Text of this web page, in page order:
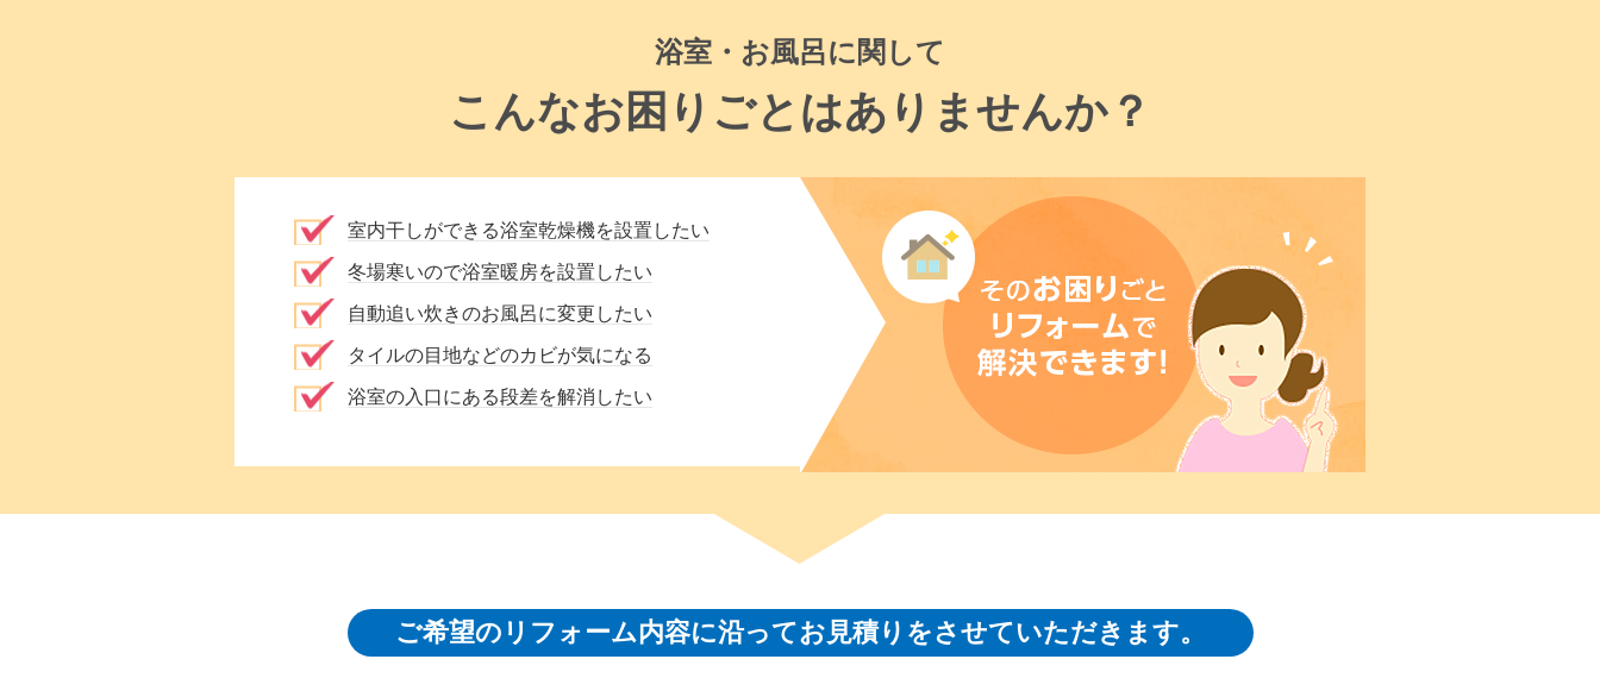
浴室・お風呂に関して
こんなお困りごとはありませんか？
室内干しができる浴室乾燥機を設置したい
冬場寒いので浴室暖房を設置したい
自動追い炊きのお風呂に変更したい
タイルの目地などのカビが気になる
浴室の入口にある段差を解消したい
ご希望のリフォーム内容に沿ってお見積りをさせていただきます。